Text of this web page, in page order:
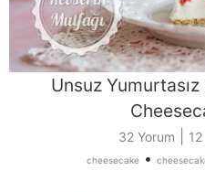
Unsuz
32 Yorum
cheesecake •